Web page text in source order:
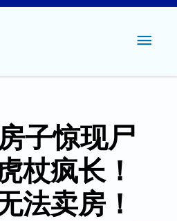
主
菜
子惊现尸
杖疯长！
法卖房！